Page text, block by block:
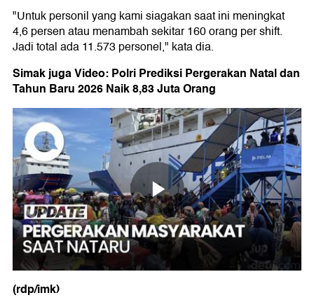
"Untuk personil yang kami siagakan saat ini meningkat
4,6 persen atau menambah sekitar 160 orang per shift.
Jadi total ada 11.573 personel," kata dia.
Simak juga Video: Polri Prediksi Pergerakan Natal dan
Tahun Baru 2026 Naik 8,83 Juta Orang
(rdp/imk)